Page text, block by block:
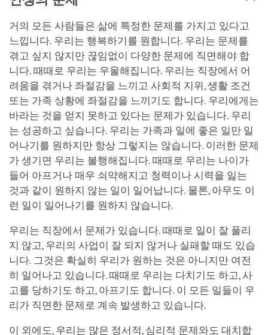
거의 모든 사람들은 삶에 특정한 문제를 가지고 있다고
느낍니다. 우리는 행복하기를 원합니다. 우리는 문제를
겪고 싶지 않지만 끊임없이 다양한 문제에 직면해야 합
니다. 때때로 우리는 우울해집니다. 우리는 직장에서 어
려움을 겪거나 좌절감을 느끼고 사회적 지위, 생활 조건
또는 가족 상황에 좌절감을 느끼기도 합니다. 우리에게는
바라는 것을 얻지 못하고 있다는 문제가 있습니다. 우리
는 성공하고 싶습니다. 우리는 가족과 일에 좋은 일만 일
어나기를 원하지만 항상 그렇지는 않습니다. 이러한 문제
가 생기면 우리는 불행해집니다. 때때로 우리는 나이가
들어 아프거나 매우 쇠약해지고 청력이나 시력을 잃는
것과 같이 원하지 않는 일이 일어납니다. 물론, 아무도 이
런 일이 일어나기를 원하지 않습니다.
우리는 직장에서 문제가 있습니다. 때때로 일이 잘 풀리
지 않고, 우리의 사업이 잘 되지 않거나 실패할 때도 있습
니다. 그것은 확실히 우리가 원하는 것은 아니지만 여전
히 일어나고 있습니다. 때때로 우리는 다치기도 하고, 사
고를 당하기도 하고, 아프기도 합니다. 이 모든 일들이 우
리가 직면한 문제로 계속 발생하고 있습니다.
이 외에도, 우리는 많은 정서적, 심리적 문제와도 대치합